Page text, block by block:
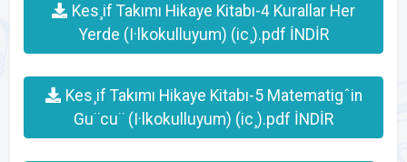
Kes¸if Takımı Hikaye Kitabı-4 Kurallar Her
Yerde (I·lkokulluyum) (ic¸).pdf İNDİR
Kes¸if Takımı Hikaye Kitabı-5 Matematigˆin
Gu¨cu¨ (I·lkokulluyum) (ic¸).pdf İNDİR